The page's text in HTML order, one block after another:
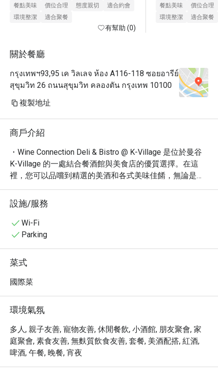
餐點美味 價位合理 態度親切
適合約會
環境整潔
適合聚餐
有幫助 (0)
ดีแบบหาที่เทียบเ
โลกไหนก็ตามที่
ไปผมนั่งพิมพ์นาน
餐點美味
價位合理
環境整潔
適合聚餐
關於餐廳
กรุงเทพฯ93,95 เค วิลเลจ ห้อง A116-118 ซอยอารีย์
สุขุมวิท 26 ถนนสุขุมวิท คลองตัน กรุงเทพ 10100
複製地址
商戶介紹
・Wine Connection Deli & Bistro @ K-Village 是位於曼谷
K-Village 的一處結合餐酒館與美食店的優質選擇。在這
裡，您可以品嚐到精選的美酒和各式美味佳餚，無論是午
餐、晚餐或輕鬆的餐後小點，都能滿足您的味蕾。
・Wine Connection Deli & Bistro @ K-Village 提供輕鬆舒
適的用餐環境，無論是與朋友小聚、情侶約會，或是與家
人共享天倫之樂，都是理想之選。這裡的氛圍既休閒又時
尚，兼具浪漫與舒適，讓您在品嚐美酒佳餚的同時，也能
美味的起司拼盤和各式義式冷肉。
・透過 Eatigo 預訂 Wine Connection Deli & Bistro @ K-
Village，即可享受高達 5 折的優惠！立即預訂，享受美食
設施/服務
Wi-Fi
Parking
菜式
國際菜
環境氣氛
多人, 親子友善, 寵物友善, 休閒餐飲, 小酒館, 朋友聚會, 家
庭聚會, 素食友善, 無麩質飲食友善, 套餐, 美酒配搭, 紅酒,
啤酒, 午餐, 晚餐, 宵夜